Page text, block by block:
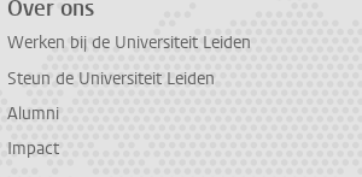
Over ons
Werken bij de Universiteit Leiden
Steun de Universiteit Leiden
Alumni
Impact